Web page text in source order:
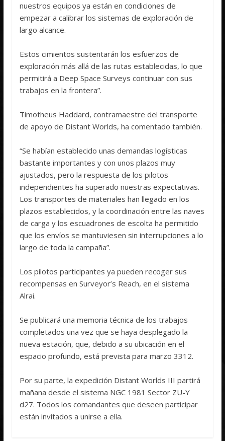
nuestros equipos ya están en condiciones de
empezar a calibrar los sistemas de exploración de
largo alcance.
Estos cimientos sustentarán los esfuerzos de
exploración más allá de las rutas establecidas, lo que
permitirá a Deep Space Surveys continuar con sus
trabajos en la frontera”.
Timotheus Haddard, contramaestre del transporte
de apoyo de Distant Worlds, ha comentado también.
“Se habían establecido unas demandas logísticas
bastante importantes y con unos plazos muy
ajustados, pero la respuesta de los pilotos
independientes ha superado nuestras expectativas.
Los transportes de materiales han llegado en los
plazos establecidos, y la coordinación entre las naves
de carga y los escuadrones de escolta ha permitido
que los envíos se mantuviesen sin interrupciones a lo
largo de toda la campaña”.
Los pilotos participantes ya pueden recoger sus
recompensas en Surveyor’s Reach, en el sistema
Alrai.
Se publicará una memoria técnica de los trabajos
completados una vez que se haya desplegado la
nueva estación, que, debido a su ubicación en el
espacio profundo, está prevista para marzo 3312.
Por su parte, la expedición Distant Worlds III partirá
mañana desde el sistema NGC 1981 Sector ZU-Y
d27. Todos los comandantes que deseen participar
están invitados a unirse a ella.